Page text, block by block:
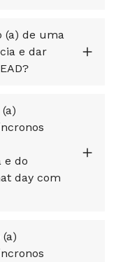
(a) de uma
e dar
e do
day com